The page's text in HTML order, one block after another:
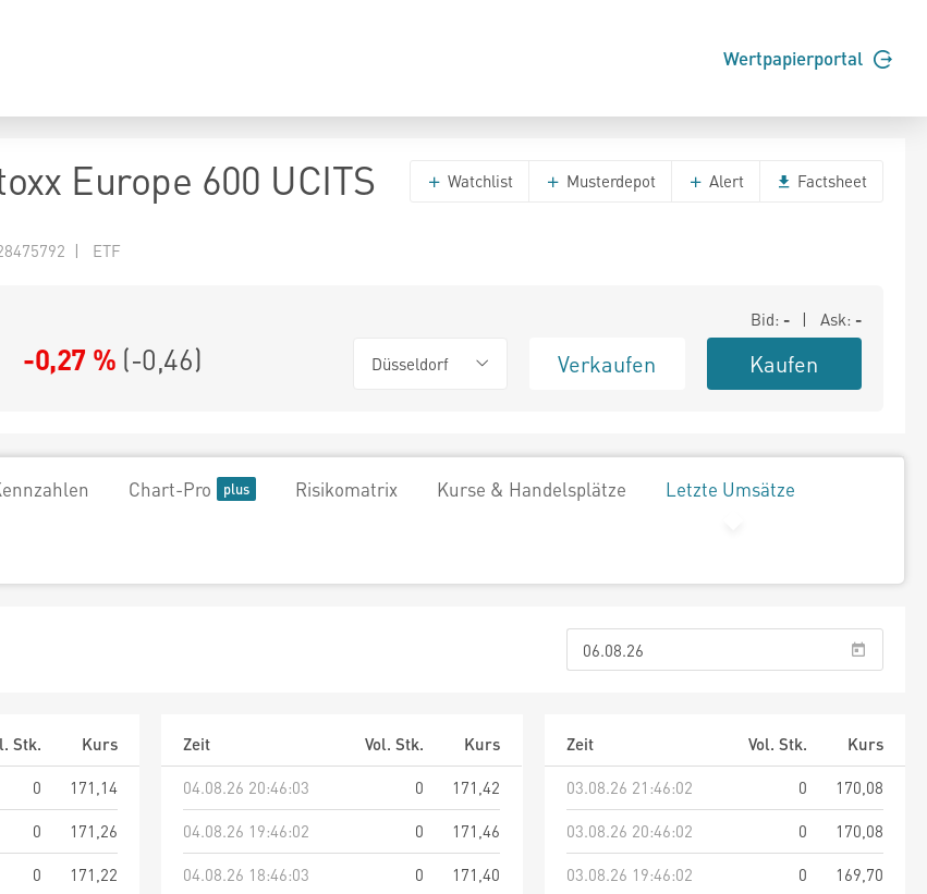
Wertpapierportal
Europe 600 UCITS
| ETF
Watchlist Musterdepot Alert Factsheet
Bid: - | Ask: -
-0,27 % (-0,46) Düsseldorf Verkaufen Kaufen
Chart-Pro Risikomatrix Kurse & Handelsplätze Letzte Umsätze
Stk.
Kurs
0
171,14
0
171,26
0
171,22
Zeit Vol. Stk.
Kurs
04.08.26 20:46:03
0
171,42
04.08.26 19:46:02
0
171,46
04.08.26 18:46:03
0
171,40
Zeit Vol. Stk.
Kurs
03.08.26 21:46:02
0
170,08
03.08.26 20:46:02
0
170,08
03.08.26 19:46:02
0
169,70